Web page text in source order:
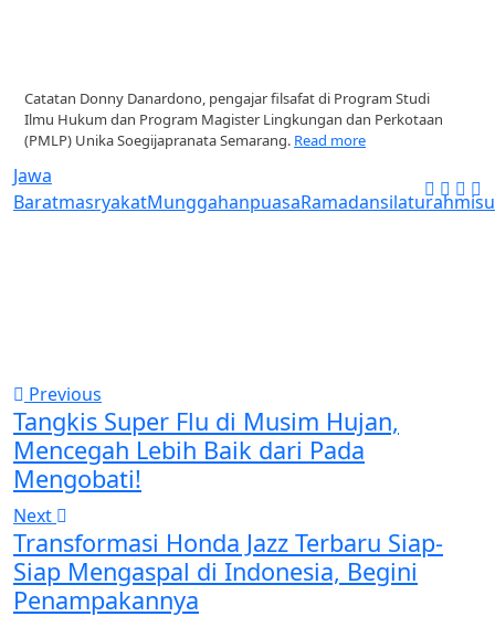
Catatan Donny Danardono, pengajar filsafat di Program Studi
Ilmu Hukum dan Program Magister Lingkungan dan Perkotaan
(PMLP) Unika Soegijapranata Semarang. Read more
Jawa
BaratmasryakatMunggahanpuasaRamadansilaturahmi
Previous
Tangkis Super Flu di Musim Hujan,
Mencegah Lebih Baik dari Pada
Mengobati!
Next
Transformasi Honda Jazz Terbaru Siap-
Siap Mengaspal di Indonesia, Begini
Penampakannya